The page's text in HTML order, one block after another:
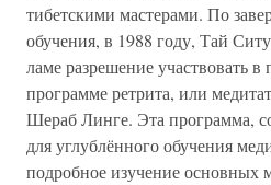
тибетскими мастерами. По
обучения, в 1988 году, Тай
ламе разрешение участвовать
программе ретрита, или
Шераб Линге. Эта программа,
для углублённого обучения
подробное изучение основных